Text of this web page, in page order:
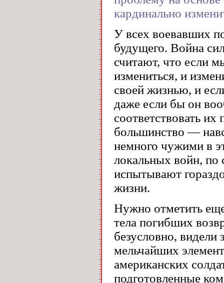
кардинально
У всех воевавших
будущего. Война
считают, что если
измениться, и
своей жизнью, и
даже если бы он
соответствовать
большинство —
немного чужими в
локальных войн, по
испытывают
жизни.
Нужно отметить
тела погибших
безусловно,
мельчайших
американских
подготовленные